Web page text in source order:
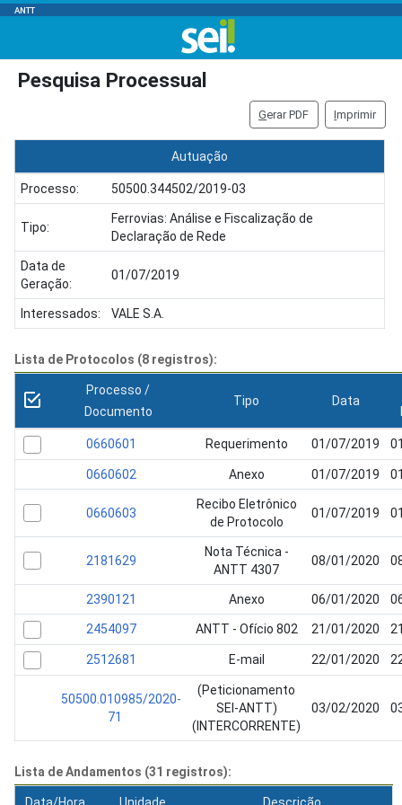
ANTT
Pesquisa Processual
Gerar PDF Imprimir
Autuação
Processo: 50500.344502/2019-03
Tipo:
Ferrovias: Análise e Fiscalização de
Declaração de Rede
Data de
Geração:
01/07/2019
Interessados: VALE S.A.
Lista de Protocolos (8 registros):
Processo /
Documento
Tipo Data
0660601 Requerimento 01/07/2019
0660602 Anexo 01/07/2019
0660603
Recibo Eletrônico
de Protocolo
01/07/2019
2181629
Nota Técnica -
ANTT 4307
08/01/2020
2390121 Anexo 06/01/2020
2454097 ANTT - Ofício 802 21/01/2020
2512681 E-mail 22/01/2020
50500.010985/2020-
71
(Peticionamento
SEI-ANTT)
(INTERCORRENTE)
03/02/2020
Lista de Andamentos (31 registros):
Data/Hora Unidade Descrição